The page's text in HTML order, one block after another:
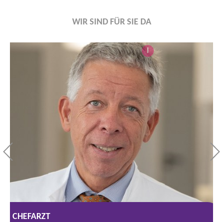
WIR SIND FÜR SIE DA
i
CHEFARZT